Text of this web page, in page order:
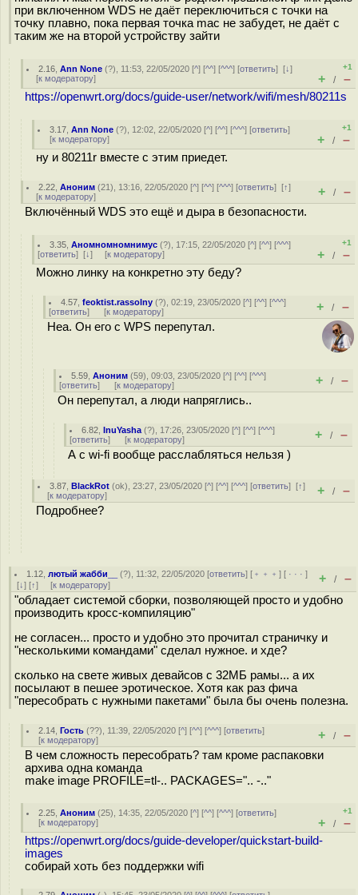
при включенном WDS не даёт переключиться с точки на
точку плавно, пока первая точка mac не забудет, не даёт с
таким же на второй устройству зайти
2.16 ,Ann None (?), 11:53, 22/05/2020 [^] [^^] [^^^] [ответить][↓]
[к модератору]
+1
+ / –
https://openwrt.org/docs/guide-user/network/wifi/mesh/80211s
3.17 ,Ann None (?), 12:02, 22/05/2020 [^] [^^] [^^^] [ответить]
[к модератору]
+1
+ / –
ну и 80211r вместе с этим приедет.
2.22 ,Аноним (21), 13:16, 22/05/2020 [^] [^^] [^^^] [ответить][↑]
[к модератору] + / –
Включённый WDS это ещё и дыра в безопасности.
3.35 ,Аномномномнимус (?), 17:15, 22/05/2020 [^] [^^] [^^^]
[ответить] [↓] [к модератору]
+1
+ / –
Можно линку на конкретно эту беду?
4.57 ,feoktist.rassolny (?), 02:19, 23/05/2020 [^] [^^] [^^^]
[ответить] [к модератору] + / –
Неа. Он его с WPS перепутал.
5.59 ,Аноним (59), 09:03, 23/05/2020 [^] [^^] [^^^]
[ответить] [к модератору] + / –
Он перепутал, а люди напряглись..
6.82 ,InuYasha (?), 17:26, 23/05/2020 [^] [^^] [^^^]
[ответить] [к модератору] + / –
А с wi-fi вообще расслабляться нельзя )
3.87 ,BlackRot (ok), 23:27, 23/05/2020 [^] [^^] [^^^] [ответить][↑]
[к модератору] + / –
Подробнее?
1.12 ,лютый жабби__ (?), 11:32, 22/05/2020 [ответить] [ ﹢﹢﹢] [ · · ·]
[↓] [↑] [к модератору] + / –
"обладает системой сборки, позволяющей просто и удобно
производить кросс-компиляцию"
не согласен... просто и удобно это прочитал страничку и
"несколькими командами" сделал нужное. и хде?
сколько на свете живых девайсов с 32МБ рамы... а их
посылают в пешее эротическое. Хотя как раз фича
"пересобрать с нужными пакетами" была бы очень полезна.
2.14 ,Гость (??), 11:39, 22/05/2020 [^] [^^] [^^^] [ответить]
[к модератору] + / –
В чем сложность пересобрать? там кроме распаковки
архива одна команда
make image PROFILE=tl-.. PACKAGES=".. -.."
2.25 ,Аноним (25), 14:35, 22/05/2020 [^] [^^] [^^^] [ответить]
[к модератору]
+1
+ / –
https://openwrt.org/docs/guide-developer/quickstart-build-
images
собирай хоть без поддержки wifi